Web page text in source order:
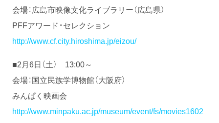
会場：広島市映像文化ライブラリー（広島県）
PFFアワード・セレクション
http://www.cf.city.hiroshima.jp/eizou/
■2月6日（土） 13:00～
会場：国立民族学博物館（大阪府）
みんぱく映画会
http://www.minpaku.ac.jp/museum/event/fs/movies1602